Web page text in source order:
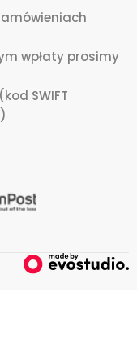
wpłaty prosimy
SWIFT